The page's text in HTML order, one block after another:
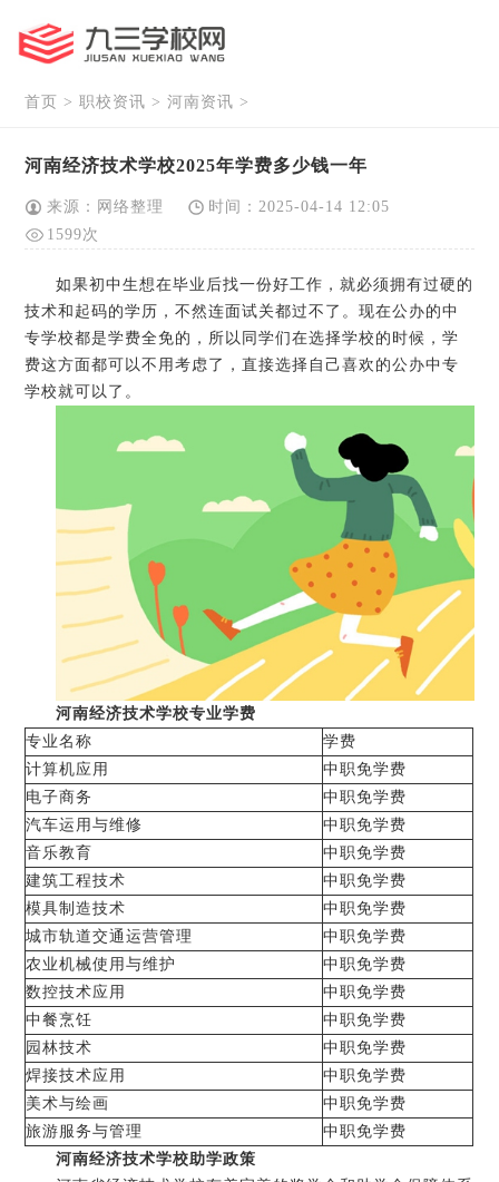
首页 >职校资讯 >河南资讯 >
河南经济技术学校2025年学费多少钱一年
来源：网络整理
时间：2025-04-14 12:05
1599次
如果初中生想在毕业后找一份好工作，就必须拥有过硬的
技术和起码的学历，不然连面试关都过不了。现在公办的中
专学校都是学费全免的，所以同学们在选择学校的时候，学
费这方面都可以不用考虑了，直接选择自己喜欢的公办中专
学校就可以了。
河南经济技术学校专业学费
专业名称
学费
计算机应用
中职免学费
电子商务
中职免学费
汽车运用与维修
中职免学费
音乐教育
中职免学费
建筑工程技术
中职免学费
模具制造技术
中职免学费
城市轨道交通运营管理
中职免学费
农业机械使用与维护
中职免学费
数控技术应用
中职免学费
中餐烹饪
中职免学费
园林技术
中职免学费
焊接技术应用
中职免学费
美术与绘画
中职免学费
旅游服务与管理
中职免学费
河南经济技术学校助学政策